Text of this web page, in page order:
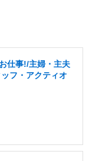
仕事!/主婦・主夫
フ・アクティオ